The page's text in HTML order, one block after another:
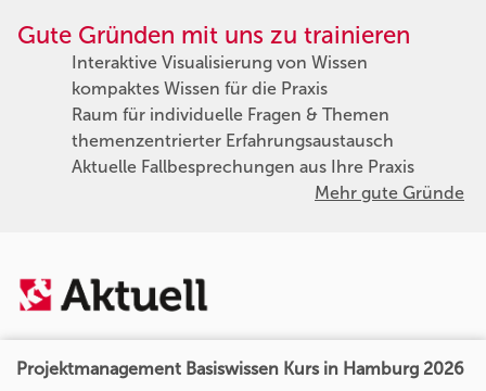
Gute Gründen mit uns zu trainieren
Interaktive Visualisierung von Wissen
kompaktes Wissen für die Praxis
Raum für individuelle Fragen & Themen
themenzentrierter Erfahrungsaustausch
Aktuelle Fallbesprechungen aus Ihre Praxis
Mehr gute Gründe
Projektmanagement Basiswissen Kurs in Hamburg 2026